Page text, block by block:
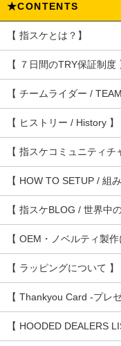
★CONTENTS
【 指スケとは？】
【 ７日間のTRY保証制度
【 チームライダー /
【 ヒストリー / History 】
【 指スケコミュニティチ
【 HOW TO SETUP / 組
【 指スケBLOG / 世界中
【 OEM・ノベルティ製作
【 ラッピングについて 】
【 Thankyou Card -プレ
【 HOODED DEALERS